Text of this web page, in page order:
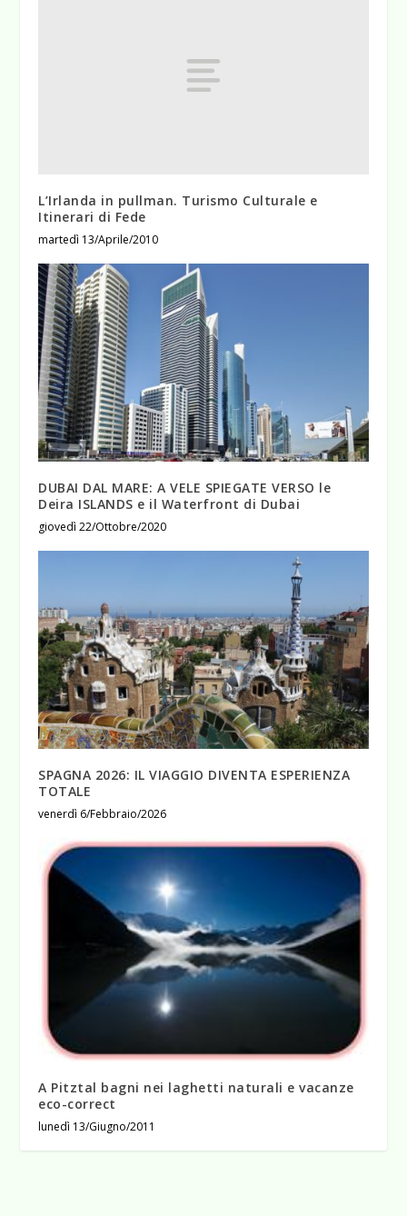
L’Irlanda in pullman. Turismo Culturale e
Itinerari di Fede
martedì 13/Aprile/2010
DUBAI DAL MARE: A VELE SPIEGATE VERSO le
Deira ISLANDS e il Waterfront di Dubai
giovedì 22/Ottobre/2020
SPAGNA 2026: IL VIAGGIO DIVENTA ESPERIENZA
TOTALE
venerdì 6/Febbraio/2026
A Pitztal bagni nei laghetti naturali e vacanze
eco-correct
lunedì 13/Giugno/2011